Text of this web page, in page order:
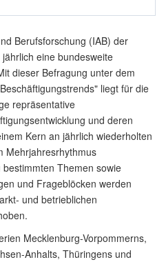
Berufsforschung (IAB) der
eine bundesweite
dieser Befragung unter dem
liegt für die
repräsentative
und deren
Kern an jährlich wiederholten
Mehrjahresrhythmus
Themen sowie
und Frageblöcken werden
und betrieblichen
Mecklenburg-Vorpommerns,
Anhalts, Thüringens und